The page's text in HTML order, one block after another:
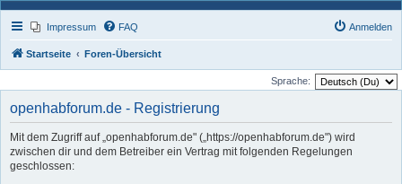
Impressum FAQ Anmelden
Startseite Foren-Übersicht
Sprache:
openhabforum.de - Registrierung
Mit dem Zugriff auf „openhabforum.de" („https://openhabforum.de") wird
zwischen dir und dem Betreiber ein Vertrag mit folgenden Regelungen
geschlossen: